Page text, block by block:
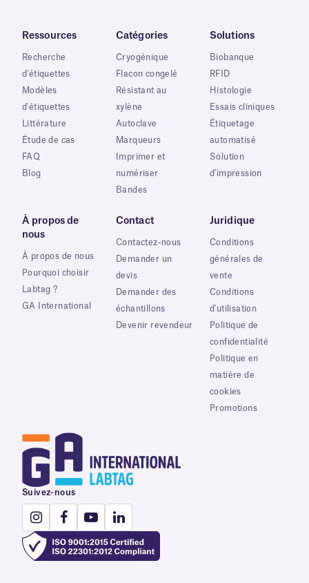
Ressources
Recherche
d'étiquettes
Modèles
d'étiquettes
Littérature
Étude de cas
FAQ
Blog
Catégories
Cryogénique
Flacon congelé
Résistant au
xylène
Autoclave
Marqueurs
Imprimer et
numériser
Bandes
Solutions
Biobanque
RFID
Histologie
Essais cliniques
Étiquetage
automatisé
Solution
d'impression
À propos de
nous
À propos de nous
Pourquoi choisir
Labtag ?
GA International
Contact
Contactez-nous
Demander un
devis
Demander des
échantillons
Devenir revendeur
Juridique
Conditions
générales de
vente
Conditions
d'utilisation
Politique de
confidentialité
Politique en
matière de
cookies
Promotions
Suivez-nous